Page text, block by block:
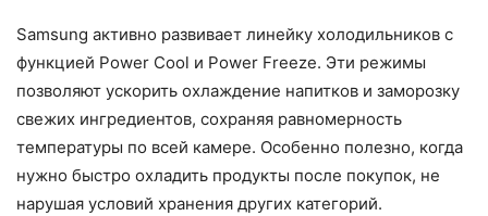
Samsung активно развивает линейку холодильников с
функцией Power Cool и Power Freeze. Эти режимы
позволяют ускорить охлаждение напитков и заморозку
свежих ингредиентов, сохраняя равномерность
температуры по всей камере. Особенно полезно, когда
нужно быстро охладить продукты после покупок, не
нарушая условий хранения других категорий.